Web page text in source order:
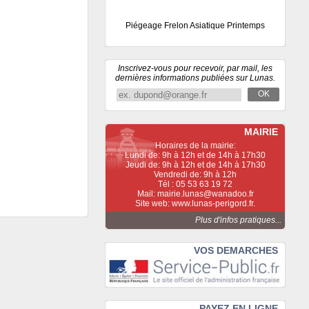
Piégeage Frelon Asiatique Printemps
Inscrivez-vous pour recevoir, par mail, les
dernières informations publiées sur Lunas.
OK
MAIRIE
Horaires de la mairie:
Lundi de: 9h à 12h et de 14h à 17h30
Jeudi de: 9h à 12h et de 14h à 17h30
Vendredi de: 9h à 12h
Tél : 05 53 63 19 72
Mail: mairie.lunas@wanadoo.fr
Site web: www.lunas-perigord.fr.
Plus d'infos pratiques...
VOS DEMARCHES